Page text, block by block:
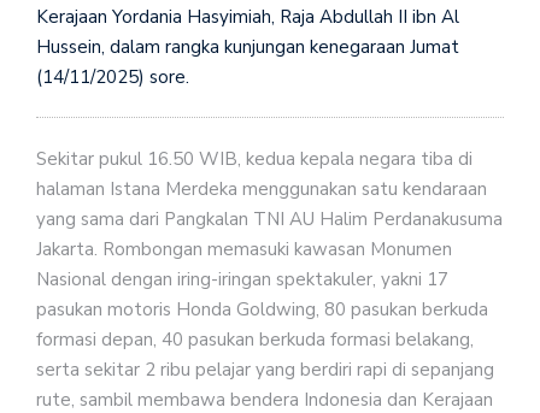
Kerajaan Yordania Hasyimiah, Raja Abdullah II ibn Al
Hussein, dalam rangka kunjungan kenegaraan Jumat
(14/11/2025) sore.
Sekitar pukul 16.50 WIB, kedua kepala negara tiba di
halaman Istana Merdeka menggunakan satu kendaraan
yang sama dari Pangkalan TNI AU Halim Perdanakusuma
Jakarta. Rombongan memasuki kawasan Monumen
Nasional dengan iring-iringan spektakuler, yakni 17
pasukan motoris Honda Goldwing, 80 pasukan berkuda
formasi depan, 40 pasukan berkuda formasi belakang,
serta sekitar 2 ribu pelajar yang berdiri rapi di sepanjang
rute, sambil membawa bendera Indonesia dan Kerajaan